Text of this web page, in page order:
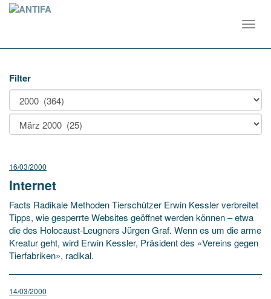
Filter
16/03/2000
Internet
Facts Radikale Methoden Tierschützer Erwin Kessler verbreitet
Tipps, wie gesperrte Websites geöffnet werden können – etwa
die des Holocaust-Leugners Jürgen Graf. Wenn es um die arme
Kreatur geht, wird Erwin Kessler, Präsident des «Vereins gegen
Tierfabriken», radikal.
14/03/2000